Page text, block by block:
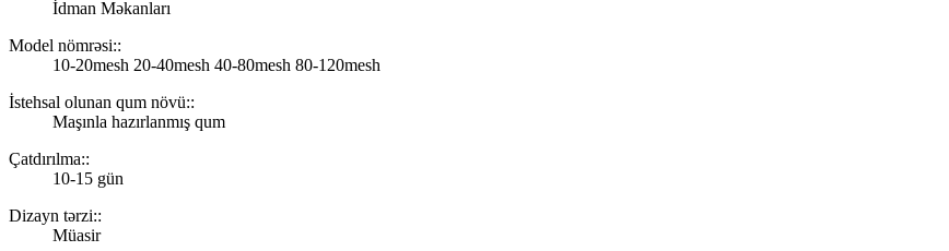
İdman Məkanları
Model nömrəsi::
10-20mesh 20-40mesh 40-80mesh 80-120mesh
İstehsal olunan qum növü::
Maşınla hazırlanmış qum
Çatdırılma::
10-15 gün
Dizayn tərzi::
Müasir